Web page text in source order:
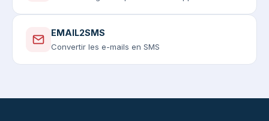
EMAIL2SMS
Convertir les e-mails en SMS